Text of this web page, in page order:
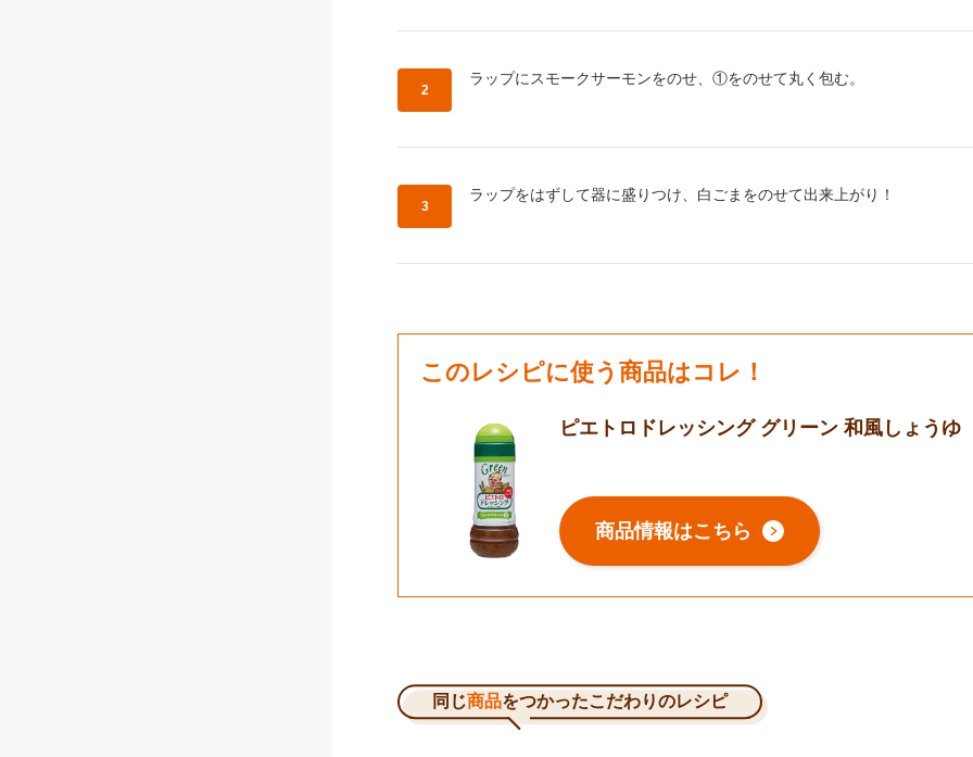
作り方2：
ラップにスモークサーモンをのせ、①をのせて丸く包む。
作り方3：
ラップをはずして器に盛りつけ、白ごまをのせて出来上がり！
このレシピに使う商品はコレ！
ピエトロドレッシング グリーン 和風しょうゆ
商品情報はこちら
同じ商品をつかったこだわりのレシピ